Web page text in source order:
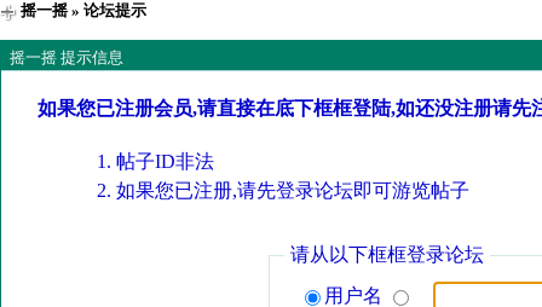
摇一摇» 论坛提示
摇一摇 提示信息
如果您已注册会员,请直接在底下框框登陆,如还没注册请先
帖子ID非法
如果您已注册,请先登录论坛即可游览帖子
请从以下框框登录论坛
用户名